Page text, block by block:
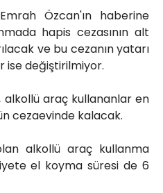
Özcan'ın haberine
hapis cezasının alt
ve bu cezanın yatarı
ise değiştirilmiyor.
alkollü araç kullananlar en
cezaevinde kalacak.
alkollü araç kullanma
el koyma süresi de 6